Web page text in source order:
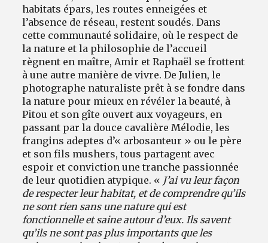
habitats épars, les routes enneigées et
l’absence de réseau, restent soudés. Dans
cette communauté solidaire, où le respect de
la nature et la philosophie de l’accueil
règnent en maître, Amir et Raphaël se frottent
à une autre manière de vivre. De Julien, le
photographe naturaliste prêt à se fondre dans
la nature pour mieux en révéler la beauté, à
Pitou et son gîte ouvert aux voyageurs, en
passant par la douce cavalière Mélodie, les
frangins adeptes d’« arbosanteur » ou le père
et son fils mushers, tous partagent avec
espoir et conviction une tranche passionnée
de leur quotidien atypique. « J’ai vu leur façon
de respecter leur habitat, et de comprendre qu’ils
ne sont rien sans une nature qui est
fonctionnelle et saine autour d’eux. Ils savent
qu’ils ne sont pas plus importants que les